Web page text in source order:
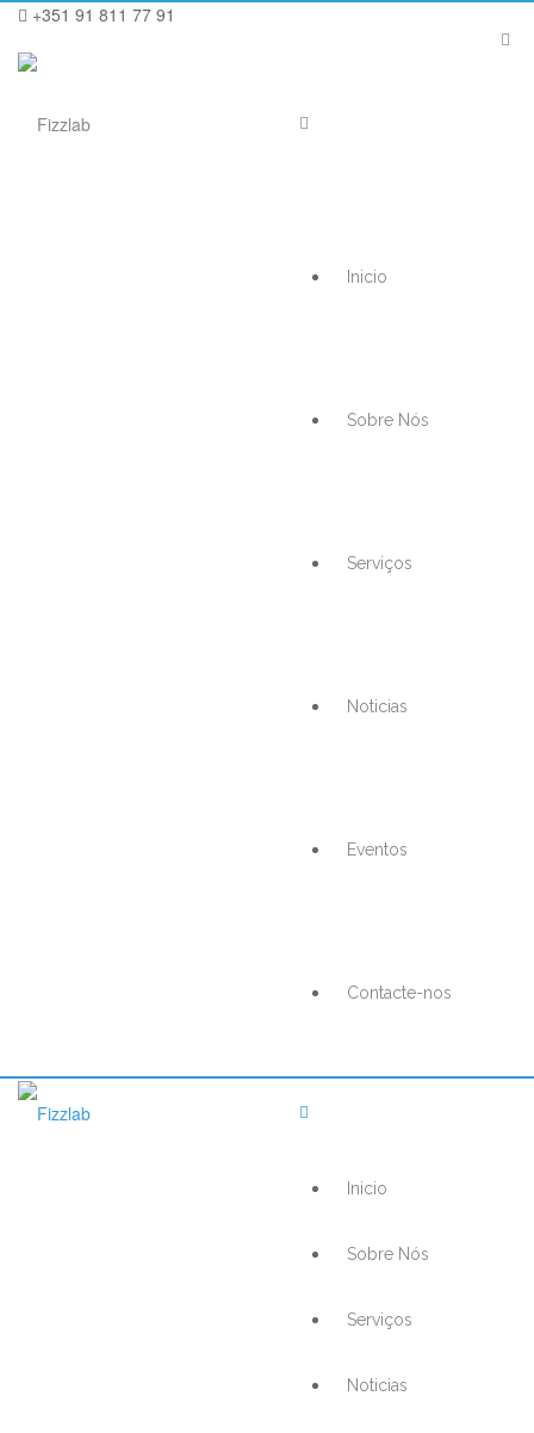
+351 91 811 77 91
Inicio
Sobre Nós
Serviços
Noticias
Eventos
Contacte-nos
Inicio
Sobre Nós
Serviços
Noticias